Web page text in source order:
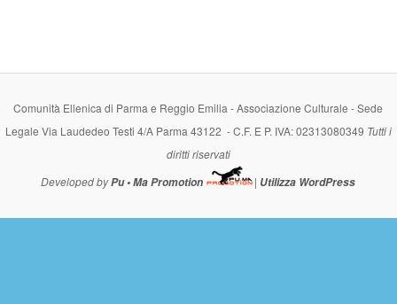
Comunità Ellenica di Parma e Reggio Emilia - Associazione Culturale - Sede
Legale Via Laudedeo Testi 4/A Parma 43122 - C.F. E P. IVA: 02313080349 Tutti i
diritti riservati
Developed byPu • Ma Promotion | Utilizza WordPress